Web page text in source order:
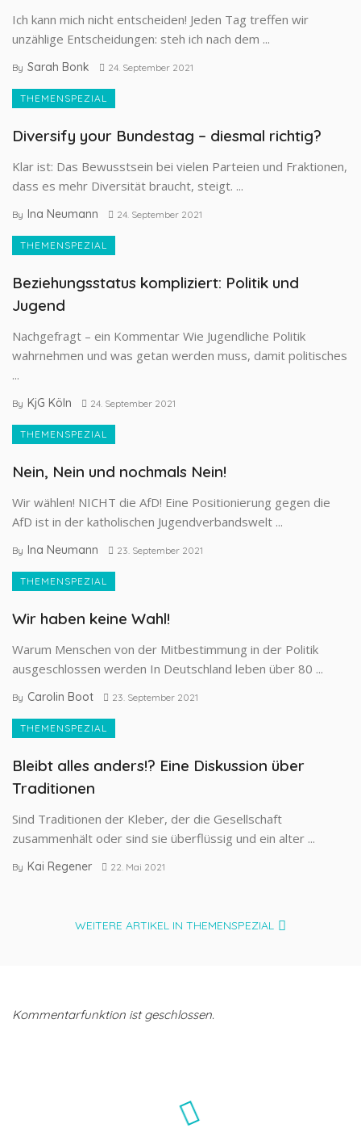
Ich kann mich nicht entscheiden! Jeden Tag treffen wir
unzählige Entscheidungen: steh ich nach dem ...
By Sarah Bonk 24. September 2021
THEMENSPEZIAL
Diversify your Bundestag – diesmal richtig?
Klar ist: Das Bewusstsein bei vielen Parteien und Fraktionen,
dass es mehr Diversität braucht, steigt. ...
By Ina Neumann 24. September 2021
THEMENSPEZIAL
Beziehungsstatus kompliziert: Politik und
Jugend
Nachgefragt – ein Kommentar Wie Jugendliche Politik
wahrnehmen und was getan werden muss, damit politisches
...
By KjG Köln 24. September 2021
THEMENSPEZIAL
Nein, Nein und nochmals Nein!
Wir wählen! NICHT die AfD! Eine Positionierung gegen die
AfD ist in der katholischen Jugendverbandswelt ...
By Ina Neumann 23. September 2021
THEMENSPEZIAL
Wir haben keine Wahl!
Warum Menschen von der Mitbestimmung in der Politik
ausgeschlossen werden In Deutschland leben über 80 ...
By Carolin Boot 23. September 2021
THEMENSPEZIAL
Bleibt alles anders!? Eine Diskussion über
Traditionen
Sind Traditionen der Kleber, der die Gesellschaft
zusammenhält oder sind sie überflüssig und ein alter ...
By Kai Regener 22. Mai 2021
WEITERE ARTIKEL IN THEMENSPEZIAL
Kommentarfunktion ist geschlossen.